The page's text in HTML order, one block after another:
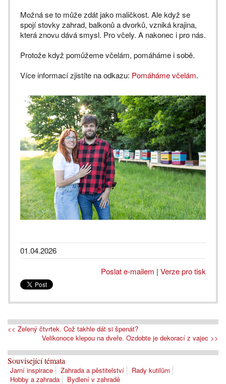
Možná se to může zdát jako maličkost. Ale když se
spojí stovky zahrad, balkonů a dvorků, vzniká krajina,
která znovu dává smysl. Pro včely. A nakonec i pro nás.
Protože když pomůžeme včelám, pomáháme i sobě.
Více informací zjistíte na odkazu: Pomáháme včelám.
01.04.2026
Poslat e-mailem | Verze pro tisk
<< Zelený čtvrtek. Což takhle dát si špenát?
Velikonoce klepou na dveře. Ozdobte je dekorací z vajec >>
Související témata
Jarní inspirace Zahrada a pěstitelství
Rady kutilům
Hobby a zahrada
Bydlení v zahradě